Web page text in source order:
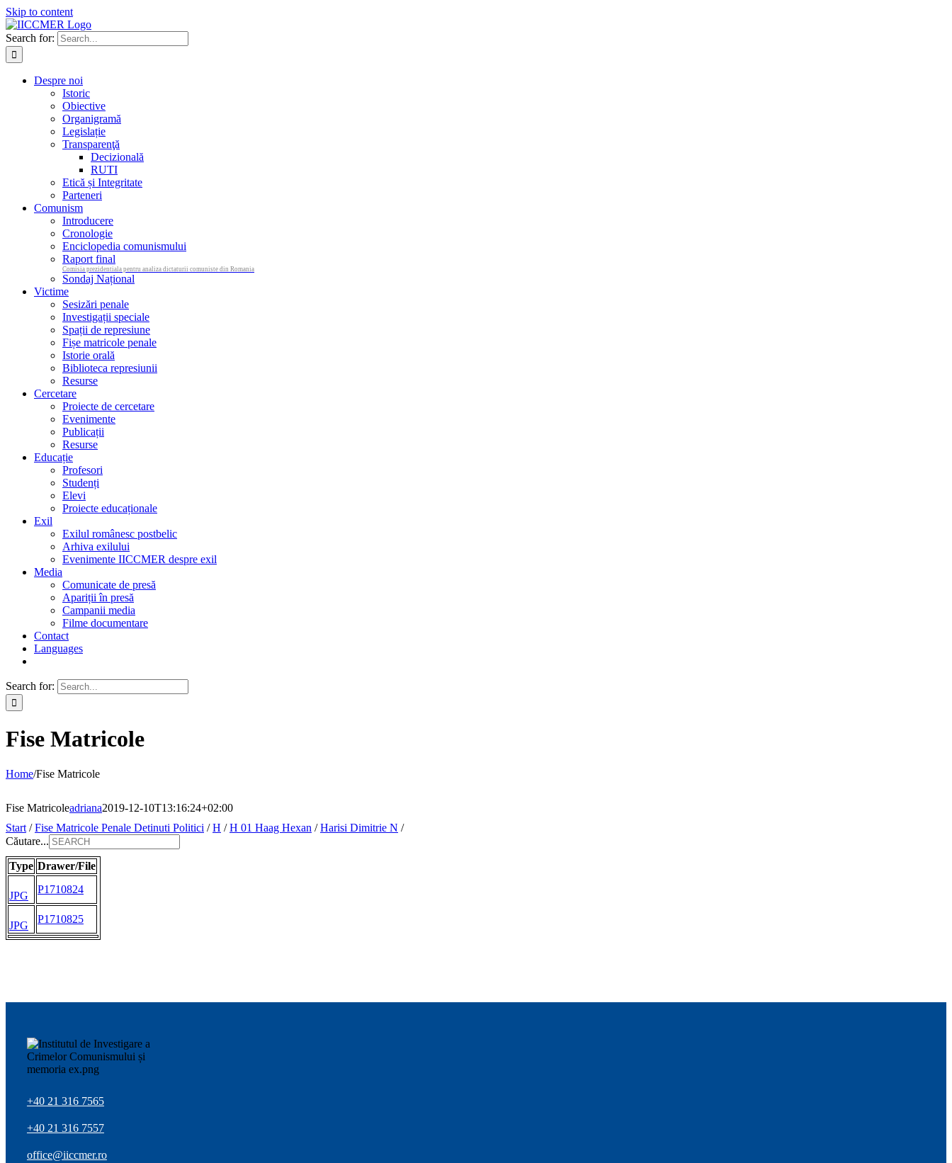
Skip to content
Search for:
Despre noi
Istoric
Obiective
Organigramă
Legislație
Transparenţă
Decizională
RUTI
Etică și Integritate
Parteneri
Comunism
Introducere
Cronologie
Enciclopedia comunismului
Raport final
Comisia prezidentiala pentru analiza dictaturii comuniste din Romania
Sondaj Național
Victime
Sesizări penale
Investigații speciale
Spații de represiune
Fișe matricole penale
Istorie orală
Biblioteca represiunii
Resurse
Cercetare
Proiecte de cercetare
Evenimente
Publicații
Resurse
Educație
Profesori
Studenți
Elevi
Proiecte educaționale
Exil
Exilul românesc postbelic
Arhiva exilului
Evenimente IICCMER despre exil
Media
Comunicate de presă
Apariții în presă
Campanii media
Filme documentare
Contact
Languages
Search for:
Fise Matricole
Home/Fise Matricole
Fise Matricoleadriana2019-12-10T13:16:24+02:00
Start /Fise Matricole Penale Detinuti Politici /H /H 01 Haag Hexan /Harisi Dimitrie N /
Căutare...
Type Drawer/File
JPG
P1710824
JPG
P1710825
+40 21 316 7565
+40 21 316 7557
office@iiccmer.ro